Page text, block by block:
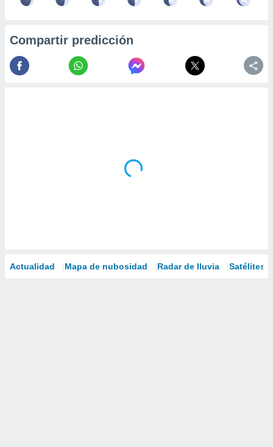
Compartir predicción
Actualidad Mapa de nubosidad Radar de lluvia Satélites